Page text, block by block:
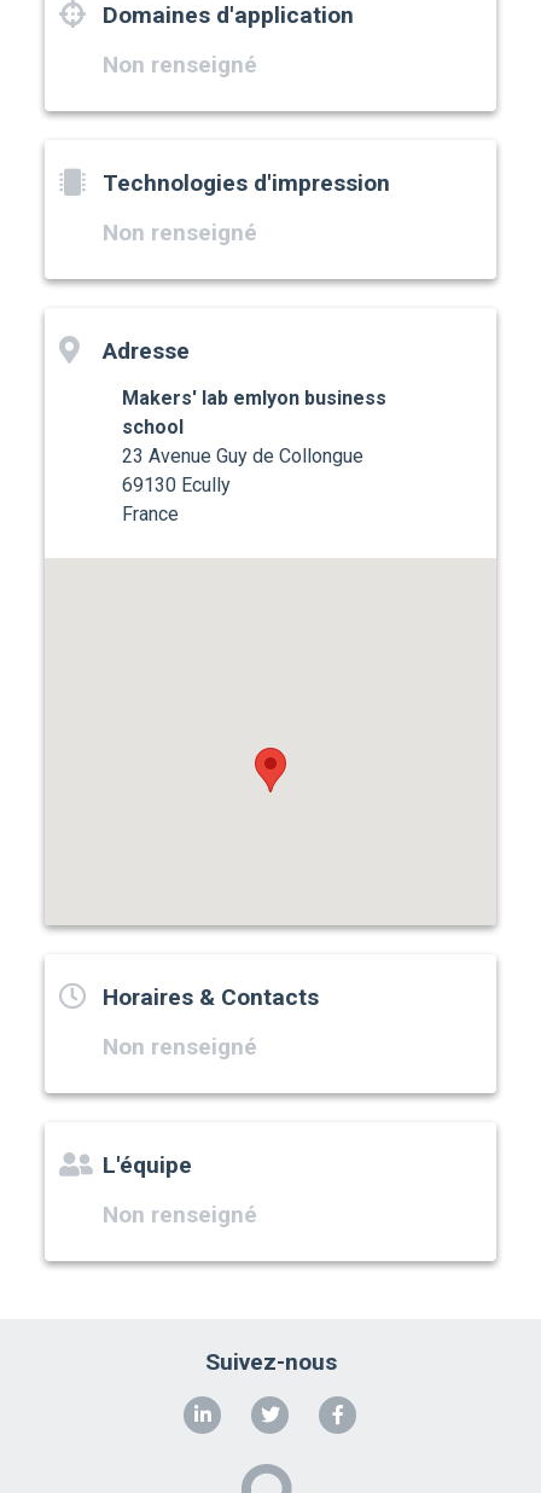
Domaines d'application
Non renseigné
Technologies d'impression
Non renseigné
Adresse
Makers' lab emlyon business
school
23 Avenue Guy de Collongue
69130 Ecully
France
Horaires & Contacts
Non renseigné
L'équipe
Non renseigné
Suivez-nous